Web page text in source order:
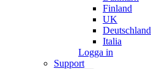
Finland
UK
Deutschland
Italia
Logga in
Support